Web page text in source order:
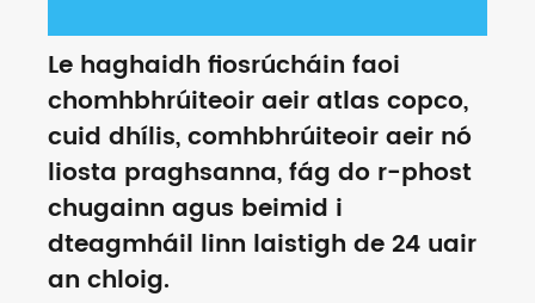
Le haghaidh fiosrúcháin faoi
chomhbhrúiteoir aeir atlas copco,
cuid dhílis, comhbhrúiteoir aeir nó
liosta praghsanna, fág do r-phost
chugainn agus beimid i
dteagmháil linn laistigh de 24 uair
an chloig.